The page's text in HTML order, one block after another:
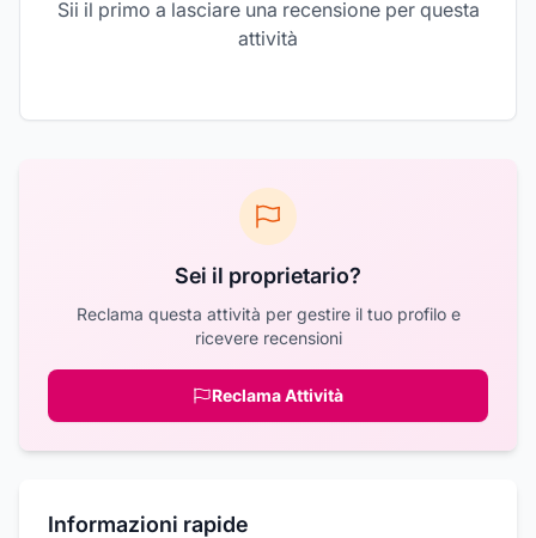
Sii il primo a lasciare una recensione per questa
attività
Sei il proprietario?
Reclama questa attività per gestire il tuo profilo e
ricevere recensioni
Reclama Attività
Informazioni rapide